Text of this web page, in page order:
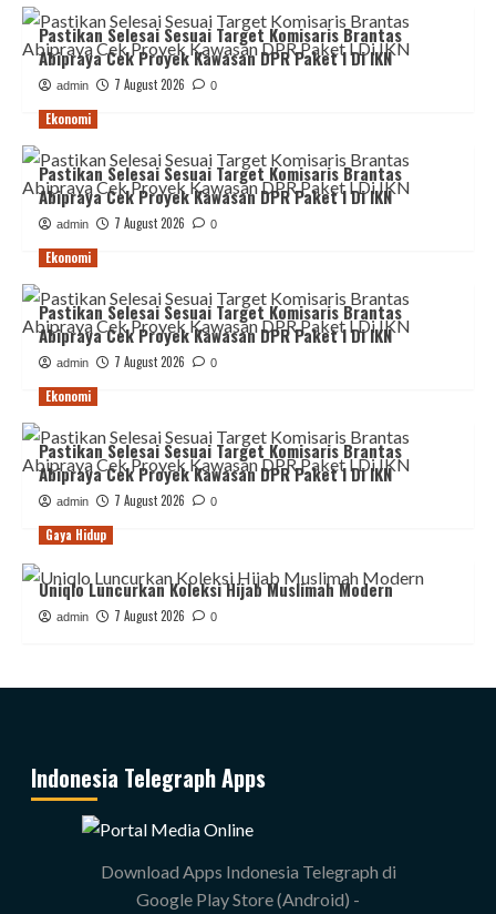
Pastikan Selesai Sesuai Target Komisaris Brantas
Abipraya Cek Proyek Kawasan DPR Paket I Di IKN
admin 7 August 2026 0
Ekonomi
Pastikan Selesai Sesuai Target Komisaris Brantas
Abipraya Cek Proyek Kawasan DPR Paket I Di IKN
admin 7 August 2026 0
Ekonomi
Pastikan Selesai Sesuai Target Komisaris Brantas
Abipraya Cek Proyek Kawasan DPR Paket I Di IKN
admin 7 August 2026 0
Ekonomi
Pastikan Selesai Sesuai Target Komisaris Brantas
Abipraya Cek Proyek Kawasan DPR Paket I Di IKN
admin 7 August 2026 0
Gaya Hidup
Uniqlo Luncurkan Koleksi Hijab Muslimah Modern
admin 7 August 2026 0
Indonesia Telegraph Apps
Download Apps Indonesia Telegraph di
Google Play Store (Android) -